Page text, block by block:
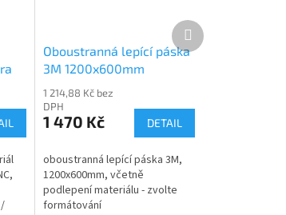
Oboustranná lepící páska
3M 1200x600mm
1 214,88 Kč bez
DPH
1 470 Kč DETAIL
oboustranná lepící páska 3M,
1200x600mm, včetně
podlepení materiálu - zvolte
formátování
Další
produkt